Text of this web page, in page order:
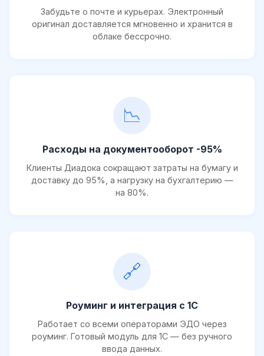
Забудьте о почте и курьерах. Электронный
оригинал доставляется мгновенно и хранится в
облаке бессрочно.
📉
Расходы на документооборот -95%
Клиенты Диадока сокращают затраты на бумагу и
доставку до 95%, а нагрузку на бухгалтерию —
на 80%.
🔗
Роуминг и интеграция с 1С
Работает со всеми операторами ЭДО через
роуминг. Готовый модуль для 1С — без ручного
ввода данных.